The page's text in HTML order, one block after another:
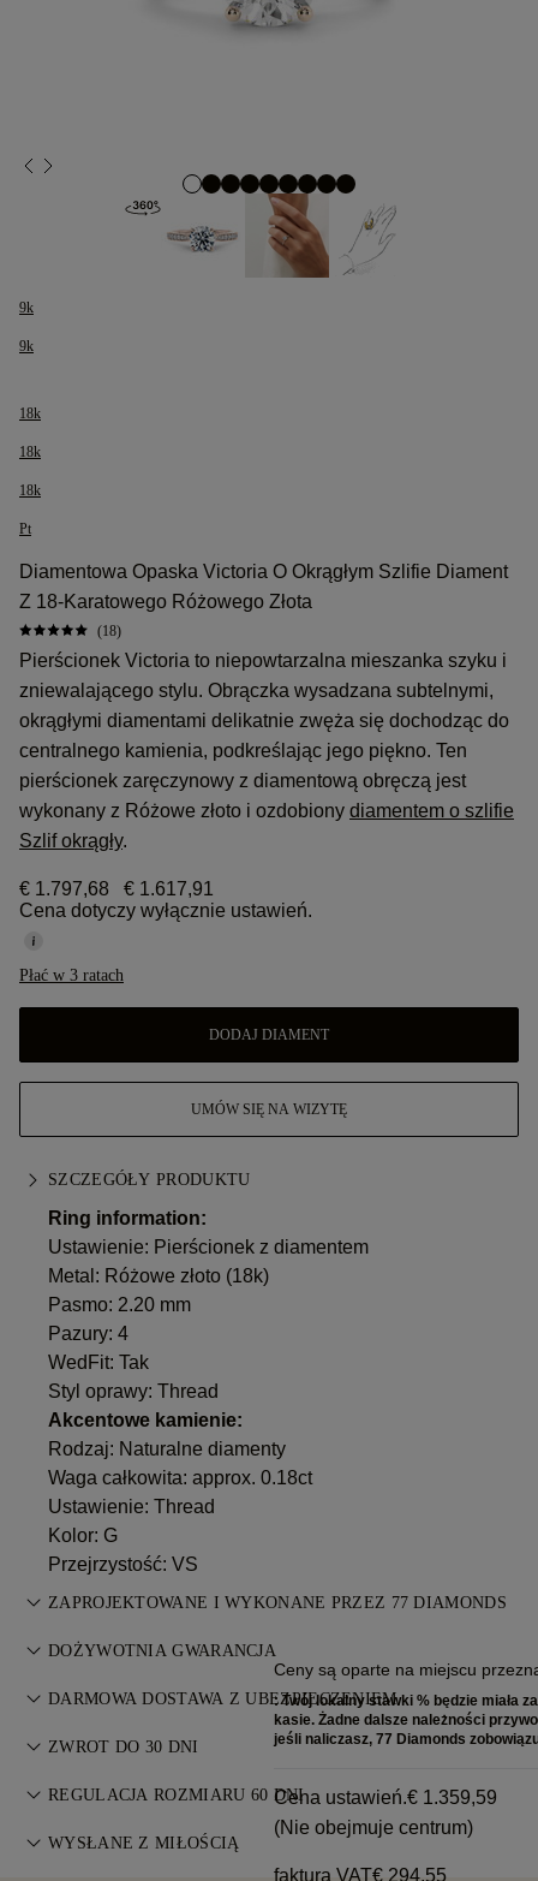
9k
9k
18k
18k
18k
Pt
Diamentowa Opaska Victoria O Okrągłym Szlifie Diament
Z 18-Karatowego Różowego Złota
(18)
Pierścionek Victoria to niepowtarzalna mieszanka szyku i
zniewalającego stylu. Obrączka wysadzana subtelnymi,
okrągłymi diamentami delikatnie zwęża się dochodząc do
centralnego kamienia, podkreślając jego piękno. Ten
pierścionek zaręczynowy z diamentową obręczą jest
wykonany z Różowe złoto i ozdobiony diamentem o szlifie
Szlif okrągły.
€ 1.797,68
€ 1.617,91
Cena dotyczy wyłącznie ustawień.
Ceny są oparte na miejscu
: Twój lokalny stawki % będzie miała
kasie. Żadne dalsze należności
jeśli naliczasz, 77 Diamonds
Cena ustawień.€ 1.359,59
(Nie obejmuje centrum)
faktura VAT€ 294,55
Płać w 3 ratach
DODAJ DIAMENT
UMÓW SIĘ NA WIZYTĘ
SZCZEGÓŁY PRODUKTU
Ring information:
Ustawienie: Pierścionek z diamentem
Metal: Różowe złoto (18k)
Pasmo: 2.20 mm
Pazury: 4
WedFit: Tak
Styl oprawy: Thread
Akcentowe kamienie:
Rodzaj: Naturalne diamenty
Waga całkowita: approx. 0.18ct
Ustawienie: Thread
Kolor: G
Przejrzystość: VS
ZAPROJEKTOWANE I WYKONANE PRZEZ 77 DIAMONDS
Sztuka jubilerska dopracowana do perfekcji przez mistrzów
77 Diamonds — krok po kroku.
DOŻYWOTNIA GWARANCJA
Każdy zakup w 77 Diamonds objęty jest dożywotnią
gwarancją na wady produkcyjne. Wszelkie niezbędne
naprawy są bezpłatne. Szczegóły wWarunkach.
DARMOWA DOSTAWA Z UBEZPIECZENIEM
Wszystkie opłaty pocztowe są bezpłatne, bez względu na to,
ryzyka i w pełni ubezpieczony za pośrednictwem specjalnej
usługi dostawy FedEx lub DHL, prosto do Państwa drzwi.
Ubezpieczamy wszystkie nasze zamówienia, aby uniknąć
ZWROT DO 30 DNI
Jeśli nie jesteś w pełni zadowolony, możesz zwrócić lub
REGULACJA ROZMIARU 60 DNI
Aby zapewnić idealne dopasowanie, 77 Diamonds oferuje
WYSŁANE Z MIŁOŚCIĄ